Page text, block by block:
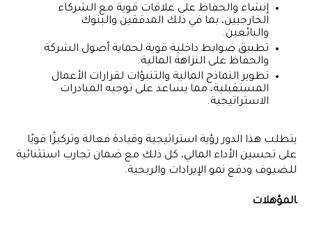
إنشاء والحفاظ على علاقات قوية مع الشركاء
الخارجيين، بما في ذلك المدققين والبنوك
والبائعين.
تطبيق ضوابط داخلية قوية لحماية أصول الشركة
والحفاظ على النزاهة المالية.
تطوير النماذج المالية والتنبؤات لقرارات الأعمال
المستقبلية، مما يساعد على توجيه المبادرات
الاستراتيجية.
يتطلب هذا الدور رؤية استراتيجية وقيادة فعالة وتركيزًا قويًا
على تحسين الأداء المالي، كل ذلك مع ضمان تجارب استثنائية
للضيوف ودفع نمو الإيرادات والربحية.
المؤهلات